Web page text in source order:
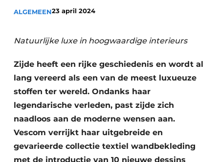
Podcasts
Vacature aanmelden
Vacatures
Video’s
Privéklinieken
Laboratoria
ALGEMEEN23 april 2024
Natuurlijke luxe in hoogwaardige interieurs
Zijde heeft een rijke geschiedenis en wordt al
lang vereerd als een van de meest luxueuze
stoffen ter wereld. Ondanks haar
legendarische verleden, past zijde zich
naadloos aan de moderne wensen aan.
Vescom verrijkt haar uitgebreide en
gevarieerde collectie textiel wandbekleding
met de introductie van 10 nieuwe dessins